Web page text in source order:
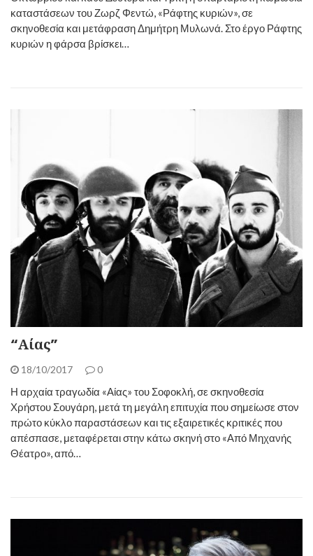
καταστάσεων του Ζωρζ Φεντώ, «Ράφτης κυριών», σε
σκηνοθεσία και μετάφραση Δημήτρη Μυλωνά. Στο έργο Ράφτης
κυριών η φάρσα βρίσκει…
“Αίας”
18/10/2017 0
Η αρχαία τραγωδία «Αίας» του Σοφοκλή, σε σκηνοθεσία
Χρήστου Σουγάρη, μετά τη μεγάλη επιτυχία που σημείωσε στον
πρώτο κύκλο παραστάσεων και τις εξαιρετικές κριτικές που
απέσπασε, μεταφέρεται στην κάτω σκηνή στο «Από Μηχανής
Θέατρο», από…